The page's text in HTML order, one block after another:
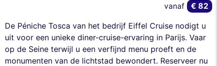
De Péniche Tosca van het bedrijf Eiffel Cruise nodigt u
uit voor een unieke diner-cruise-ervaring in Parijs. Vaar
op de Seine terwijl u een verfijnd menu proeft en de
monumenten van de lichtstad bewondert. Reserveer nu
vanaf € 82